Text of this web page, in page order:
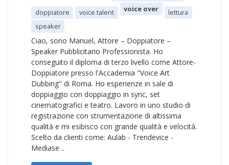
doppiatore
voice talent voice over
lettura
speaker
Ciao, sono Manuel, Attore – Doppiatore –
Speaker Pubblicitario Professionista. Ho
conseguito il diploma di terzo livello come Attore-
Doppiatore presso l'Accademia "Voice Art
Dubbing" di Roma. Ho esperienze in sale di
doppiaggio con doppiaggio in sync, set
cinematografici e teatro. Lavoro in uno studio di
registrazione con strumentazione di altissima
qualità e mi esibisco con grande qualità e velocità.
Scelto da clienti come: Aulab - Trendevice -
Mediase ..